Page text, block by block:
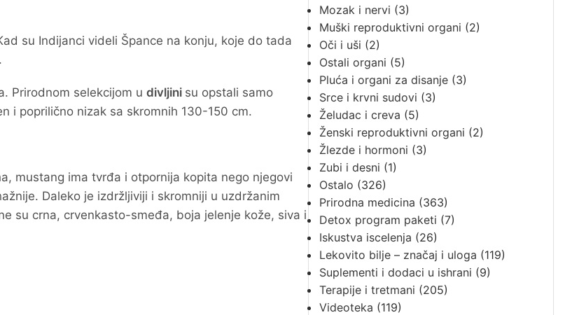
Mozak i nervi (3)
Muški reproduktivni organi (2)
Oči i uši (2)
Ostali organi (5)
Pluća i organi za disanje(3)
Srce i krvni sudovi (3)
Želudac i creva (5)
Ženski reproduktivni organi (2)
Žlezde i hormoni (3)
Zubi i desni (1)
Ostalo (326)
Prirodna medicina (363)
Detox program paketi (7)
Iskustva iscelenja (26)
Lekovito bilje – značaj i uloga (119)
Suplementi i dodaci u ishrani (9)
Terapije i tretmani (205)
Videoteka (119)
su Indijanci videli Špance na konju, koje do tada
Prirodnom selekcijom u divljini su opstali samo
i poprilično nizak sa skromnih 130-150 cm.
mustang ima tvrđa i otpornija kopita nego njegovi
Daleko je izdržljiviji i skromniji u uzdržanim
su crna, crvenkasto-smeđa, boja jelenje kože, siva i